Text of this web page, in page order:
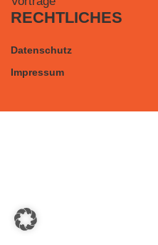
RECHTLICHES
Datenschutz
Impressum